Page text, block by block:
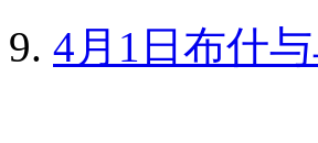
4月1日布什